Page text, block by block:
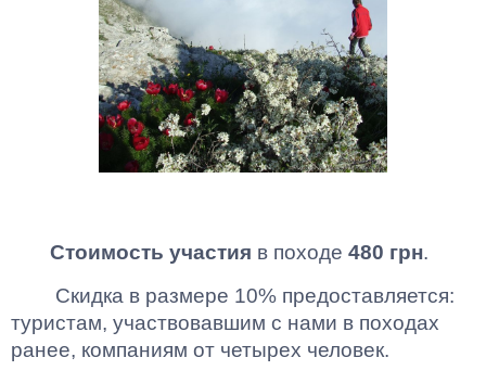
Стоимость участия в походе 480 грн.
Скидка в размере 10% предоставляется:
туристам, участвовавшим с нами в походах
ранее, компаниям от четырех человек.